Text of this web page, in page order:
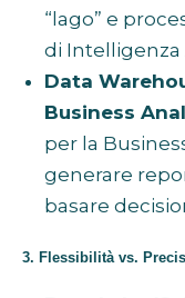
“lago” e
di Intelligenza
Data
Business
per la
generare
basare
3. Flessibilità vs.